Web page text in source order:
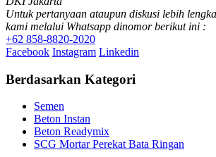
Untuk pertanyaan ataupun diskusi lebih
kami melalui Whatsapp dinomor berikut ini :
+62 858-8820-2020
Facebook Instagram Linkedin
Berdasarkan Kategori
Semen
Beton Instan
Beton Readymix
SCG Mortar Perekat Bata Ringan